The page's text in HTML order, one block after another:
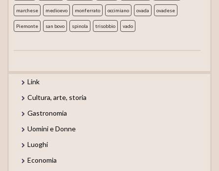
marchese medioevo monferrato occimiano ovada ovadese
Piemonte san bovo spinola trisobbio vado
Link
Cultura, arte, storia
Gastronomia
Uomini e Donne
Luoghi
Economia